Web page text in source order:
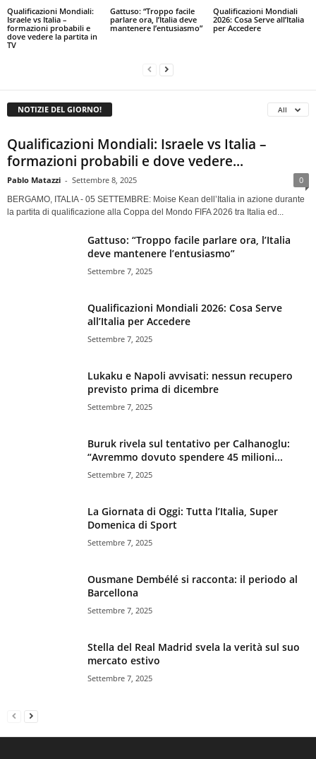
Qualificazioni Mondiali:
Israele vs Italia –
formazioni probabili e
dove vedere la partita in
TV
Gattuso: “Troppo facile
parlare ora, l’Italia deve
mantenere l’entusiasmo”
Qualificazioni Mondiali
2026: Cosa Serve all’Italia
per Accedere
NOTIZIE DEL GIORNO! All
Qualificazioni Mondiali: Israele vs Italia –
formazioni probabili e dove vedere...
Pablo Matazzi - Settembre 8, 2025 0
BERGAMO, ITALIA - 05 SETTEMBRE: Moise Kean dell’Italia in azione durante
la partita di qualificazione alla Coppa del Mondo FIFA 2026 tra Italia ed...
Gattuso: “Troppo facile parlare ora, l’Italia
deve mantenere l’entusiasmo”
Settembre 7, 2025
Qualificazioni Mondiali 2026: Cosa Serve
all’Italia per Accedere
Settembre 7, 2025
Lukaku e Napoli avvisati: nessun recupero
previsto prima di dicembre
Settembre 7, 2025
Buruk rivela sul tentativo per Calhanoglu:
“Avremmo dovuto spendere 45 milioni...
Settembre 7, 2025
La Giornata di Oggi: Tutta l’Italia, Super
Domenica di Sport
Settembre 7, 2025
Ousmane Dembélé si racconta: il periodo al
Barcellona
Settembre 7, 2025
Stella del Real Madrid svela la verità sul suo
mercato estivo
Settembre 7, 2025